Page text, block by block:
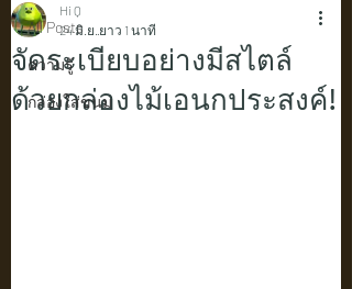
All Posts
ความรู้
กล่องใส่ขนม
จัดระเบียบอย่างมีสไตล์
ด้วยกล่องไม้เอนกประสงค์!
Hi Q
24 มิ.ย. ยาว 1 นาที